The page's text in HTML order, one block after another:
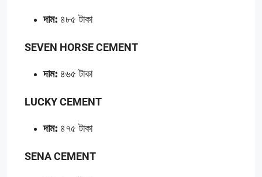
দাম: ৪৮৫ টাকা
SEVEN HORSE CEMENT
দাম: ৪৬৫ টাকা
LUCKY CEMENT
দাম: ৪৭৫ টাকা
SENA CEMENT